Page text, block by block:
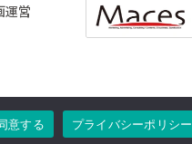
運営
意する プライバシーポリシー